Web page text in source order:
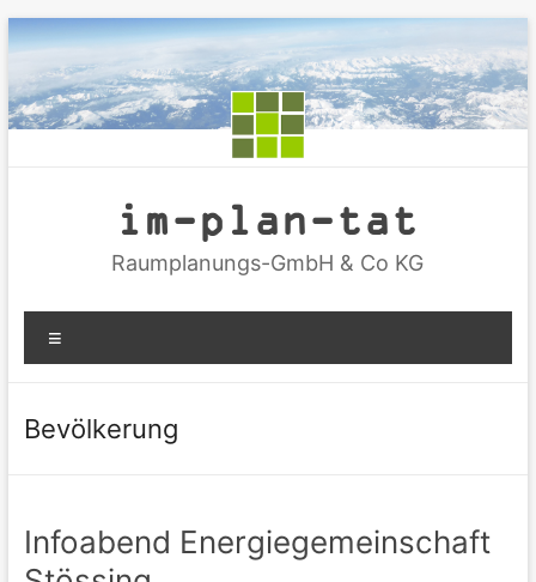
Zum
Inhalt
springen
im-plan-tat
Raumplanungs-GmbH & Co KG
Bevölkerung
Infoabend Energiegemeinschaft